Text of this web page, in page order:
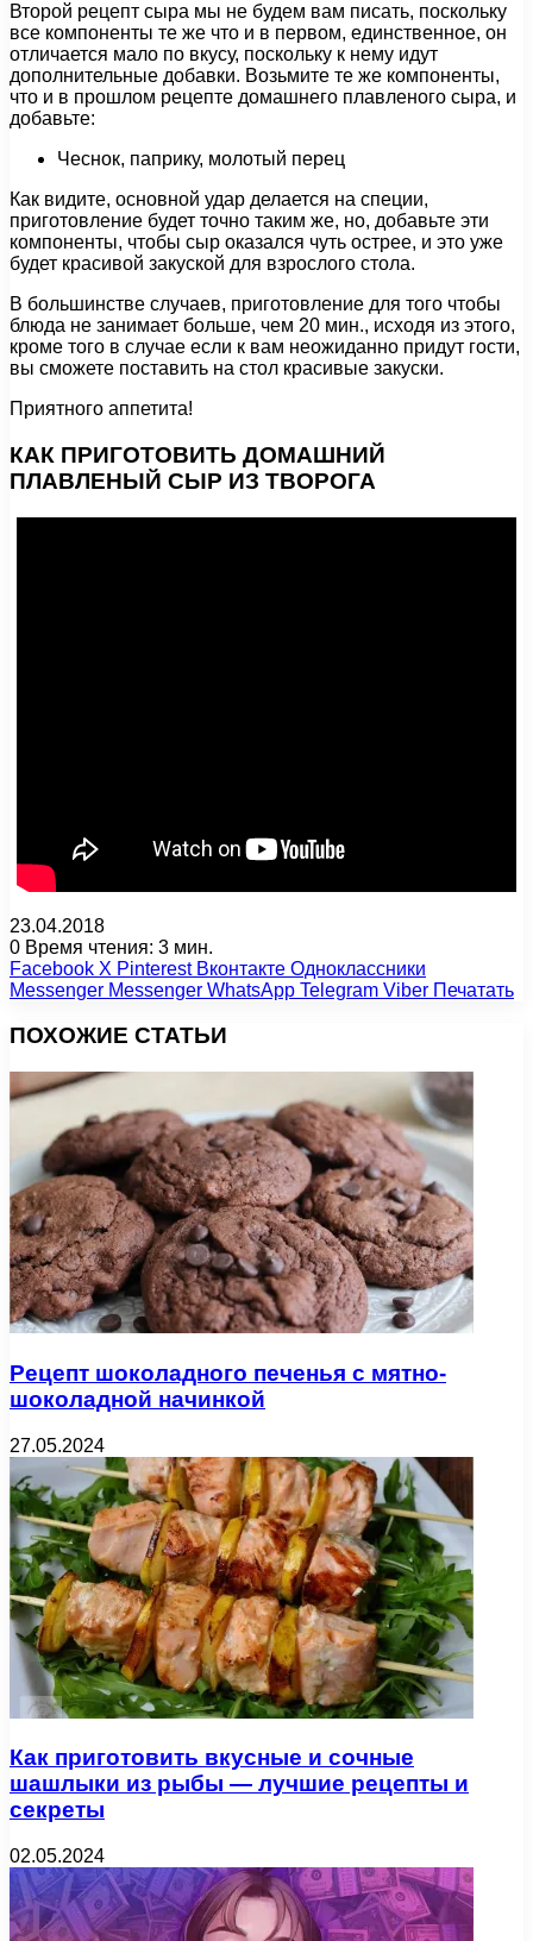
Второй рецепт сыра мы не будем вам писать, поскольку
все компоненты те же что и в первом, единственное, он
отличается мало по вкусу, поскольку к нему идут
дополнительные добавки. Возьмите те же компоненты,
что и в прошлом рецепте домашнего плавленого сыра, и
добавьте:
Чеснок, паприку, молотый перец
Как видите, основной удар делается на специи,
приготовление будет точно таким же, но, добавьте эти
компоненты, чтобы сыр оказался чуть острее, и это уже
будет красивой закуской для взрослого стола.
В большинстве случаев, приготовление для того чтобы
блюда не занимает больше, чем 20 мин., исходя из этого,
кроме того в случае если к вам неожиданно придут гости,
вы сможете поставить на стол красивые закуски.
Приятного аппетита!
КАК ПРИГОТОВИТЬ ДОМАШНИЙ
ПЛАВЛЕНЫЙ СЫР ИЗ ТВОРОГА
23.04.2018
0 Время чтения: 3 мин.
Facebook X Pinterest Вконтакте Одноклассники
Messenger Messenger WhatsApp Telegram Viber Печатать
ПОХОЖИЕ СТАТЬИ
Рецепт шоколадного печенья с мятно-
шоколадной начинкой
27.05.2024
Как приготовить вкусные и сочные
шашлыки из рыбы — лучшие рецепты и
секреты
02.05.2024